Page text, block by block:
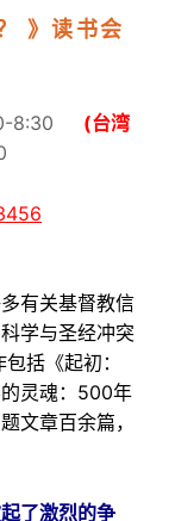
》读书会
8:30 (台湾
有关基督教信
学与圣经冲突
括《起初：
灵魂： 500年
文章百余篇，
了激烈的争